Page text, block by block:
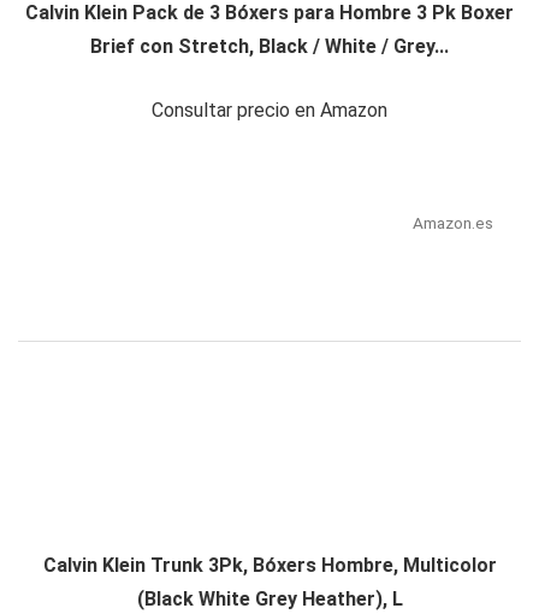
Calvin Klein Pack de 3 Bóxers para Hombre 3 Pk Boxer
Brief con Stretch, Black / White / Grey...
Consultar precio en Amazon
Amazon.es
Calvin Klein Trunk 3Pk, Bóxers Hombre, Multicolor
(Black White Grey Heather), L